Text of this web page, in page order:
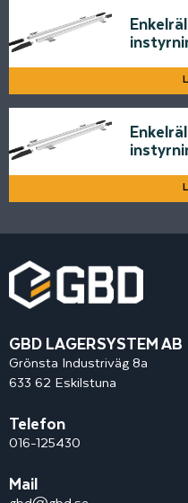
GBD LAGERSYSTEM AB
Grönsta Industriväg 8a
633 62 Eskilstuna
Telefon
016-125430
Mail